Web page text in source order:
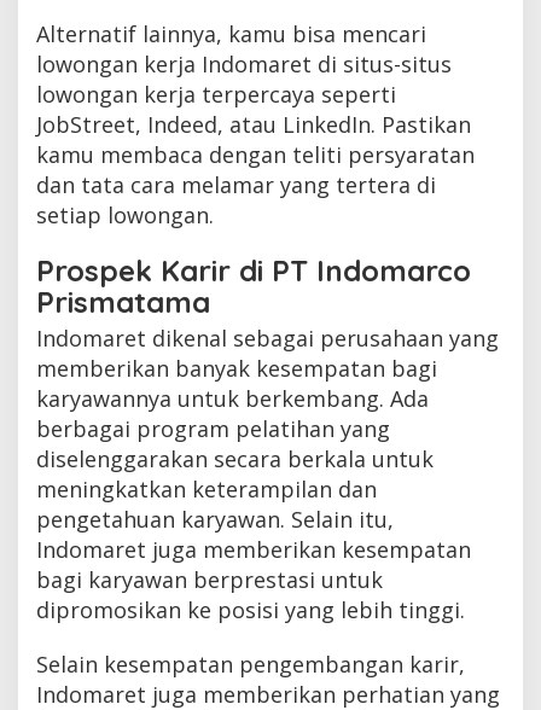
Alternatif lainnya, kamu bisa mencari
lowongan kerja Indomaret di situs-situs
lowongan kerja terpercaya seperti
JobStreet, Indeed, atau LinkedIn. Pastikan
kamu membaca dengan teliti persyaratan
dan tata cara melamar yang tertera di
setiap lowongan.
Prospek Karir di PT Indomarco
Prismatama
Indomaret dikenal sebagai perusahaan yang
memberikan banyak kesempatan bagi
karyawannya untuk berkembang. Ada
berbagai program pelatihan yang
diselenggarakan secara berkala untuk
meningkatkan keterampilan dan
pengetahuan karyawan. Selain itu,
Indomaret juga memberikan kesempatan
bagi karyawan berprestasi untuk
dipromosikan ke posisi yang lebih tinggi.
Selain kesempatan pengembangan karir,
Indomaret juga memberikan perhatian yang